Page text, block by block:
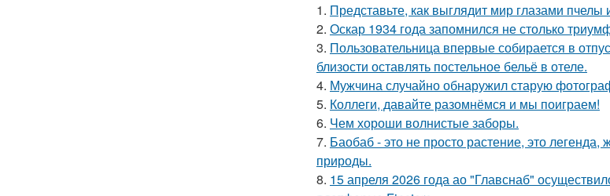
1. Представьте, как выглядит мир глазами пчелы
2. Оскар 1934 года запомнился не столько
3. Пользовательница впервые собирается в
близости оставлять постельное бельё в отеле.
4. Мужчина случайно обнаружил старую
5. Коллеги, давайте разомнёмся и мы поиграем!
6. Чем хороши волнистые заборы.
7. Баобаб - это не просто растение, это
природы.
8. 15 апреля 2026 года ао "Главснаб"